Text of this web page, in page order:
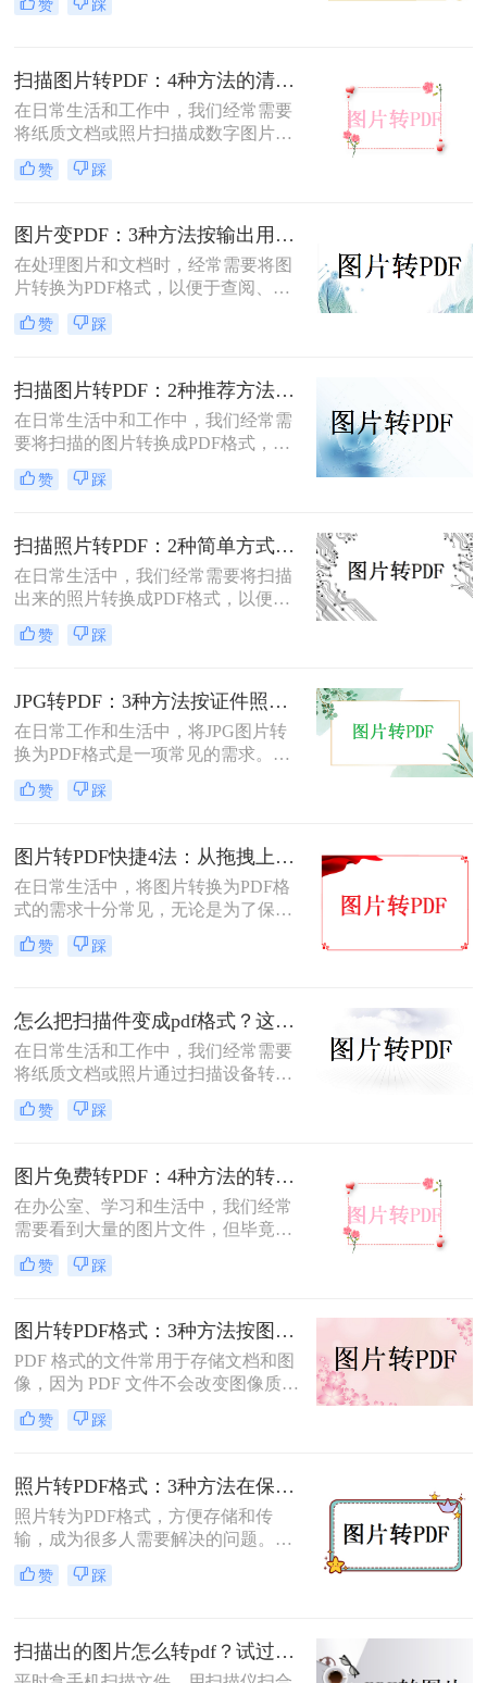
转换成pdf格式免费呢？本文将介绍两
赞 踩
扫描图片转PDF：4种方法的清晰度和文件体积对比!
在日常生活和工作中，我们经常需要
将纸质文档或照片扫描成数字图片，
并进一步将这些图片转换成PDF格
式，以便于分享、存储和查阅。那么
介绍四种将扫描图片转换成PDF的方
法。
赞 踩
图片变PDF：3种方法按输出用途（打印/存档/分享）选！
在处理图片和文档时，经常需要将图
片转换为PDF格式，以便于查阅、分
享或存档。那么如何把图片变成pdf
呢？本文将介绍三种常用的图片转
赞 踩
扫描图片转PDF：2种推荐方法的清晰度调优和文件压缩！
在日常生活中和工作中，我们经常需
要将扫描的图片转换成PDF格式，以
便于文档的管理、共享和打印。那么
扫描图片怎么转换成pdf呢？本文将介
方法。
赞 踩
扫描照片转PDF：2种简单方式在身份证和合同上的操作差异！
在日常生活中，我们经常需要将扫描
出来的照片转换成PDF格式，以便于
分享、存储和管理。那么扫描出来的
照片怎么转成pdf呢？本文将介绍两种
赞 踩
JPG转PDF：3种方法按证件照、截图和风景照分别推荐！
在日常工作和生活中，将JPG图片转
换为PDF格式是一项常见的需求。
PDF格式具有跨平台兼容性、易于阅
读和保护隐私等优点，因此广泛应用
转换pdf呢？本文将介绍三种将JPG图
片转换为PDF的方法。
赞 踩
图片转PDF快捷4法：从拖拽上传到批量导出的操作流程！
在日常生活中，将图片转换为PDF格
式的需求十分常见，无论是为了保存
照片、制作电子相册，还是为了提交
报告和简历中的图片资料。那么图片
完成图片到PDF的转换。
赞 踩
怎么把扫描件变成pdf格式？这三种方法简单又实用！
在日常生活和工作中，我们经常需要
将纸质文档或照片通过扫描设备转化
为数字格式，并进一步将其保存为
PDF文件，以便于分享、存储和查
呢？本文将介绍三种将扫描件转换成
PDF格式的方法。
赞 踩
图片免费转PDF：4种方法的转换速度和画质损失对比！
在办公室、学习和生活中，我们经常
需要看到大量的图片文件，但毕竟，
一张一张地看照片相对麻烦，所以我
们通常会把照片变成PDF。事实上，
天，我将教你图片转为pdf怎么弄免费
的。
赞 踩
图片转PDF格式：3种方法按图片来源（手机/相机/截图）选！
PDF 格式的文件常用于存储文档和图
像，因为 PDF 文件不会改变图像质
量、版本或格式，而且可以在任何设
备之间轻松传输。如果你想将一些图
并成一个 PDF 文件，本文将介绍图片
如何转换为PDF格式。
赞 踩
照片转PDF格式：3种方法在保留EXIF信息和画质上的差异！
照片转为PDF格式，方便存储和传
输，成为很多人需要解决的问题。无
论是为了整理相册、备份照片，还是
为了表格化、合并分享，PDF格式都
简单而快速的方法，帮助您轻松实现
照片转PDF的操作。
赞 踩
扫描出的图片怎么转pdf？试过好用的几个办法！